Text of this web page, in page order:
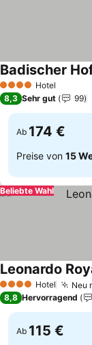
4 Sterne Hotel
Badischer
8,3 Sehr gut 99
Ab 174 €
Preise von 15
Beliebte Wahl
4 Sterne Hotel Neu
Leonardo
8,8 Hervorragend
Ab 115 €